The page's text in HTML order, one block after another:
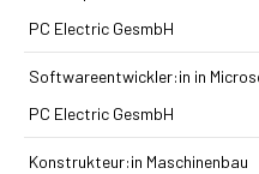
PC Electric GesmbH
Softwareentwickler:in in
PC Electric GesmbH
Konstrukteur:in Maschinenbau